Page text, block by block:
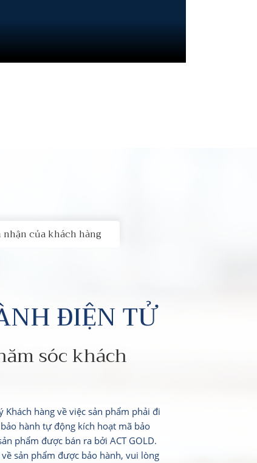
nhận của khách hàng
ĐIỆN TỬ
sóc khách
Khách hàng về việc sản phẩm phải đi
hành tự động kích hoạt mã bảo
phẩm được bán ra bởi ACT GOLD.
sản phẩm được bảo hành, vui lòng